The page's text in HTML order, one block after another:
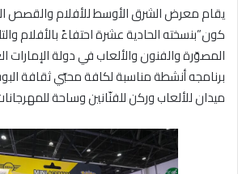
يقام معرض الشرق الأوسط للأفلام والقصص
كون”بنسخته الحادية عشرة احتفاءً بالأفلام
المصوّرة ​​والفنون والألعاب في دولة الإمارات
برنامجه أنشطة مناسبة لكافة محبّي ثقافة
ميدان للألعاب وركن للفنّانين وساحة